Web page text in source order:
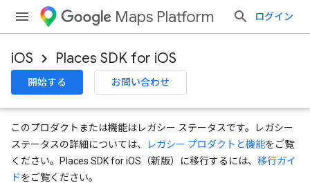
Maps Platform ログイン
iOS Places SDK for iOS
開始する お問い合わせ
このプロダクトまたは機能はレガシー ステータスです。レガシー
ステータスの詳細については、
レガシー プロダクトと機能をご覧
ください。Places SDK for iOS（新版）に移行するには、 移行ガイ
ドをご覧ください。